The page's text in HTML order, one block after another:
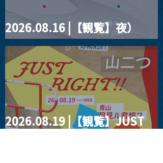
2026.08.16 |【観覧】夜）
four dots vol.2
2026.08.19 |【観覧】JUST